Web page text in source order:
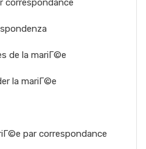
correspondance
de la mariГ©e
la mariГ©e
par correspondance